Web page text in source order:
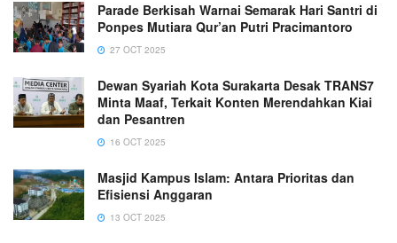
Parade Berkisah Warnai Semarak Hari Santri di
Ponpes Mutiara Qur’an Putri Pracimantoro
27 OCT 2025
Dewan Syariah Kota Surakarta Desak TRANS7
Minta Maaf, Terkait Konten Merendahkan Kiai
dan Pesantren
16 OCT 2025
Masjid Kampus Islam: Antara Prioritas dan
Efisiensi Anggaran
13 OCT 2025